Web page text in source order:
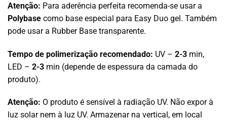
Atenção: Para aderência perfeita recomenda-se usar a
Polybase como base especial para Easy Duo gel. Também
pode usar a Rubber Base transparente.
Tempo de polimerização recomendado: UV – 2-3 min,
LED – 2-3 min (depende de espessura da camada do
produto).
Atenção: O produto é sensível à radiação UV. Não expor à
luz solar nem à luz UV. Armazenar na vertical, em local